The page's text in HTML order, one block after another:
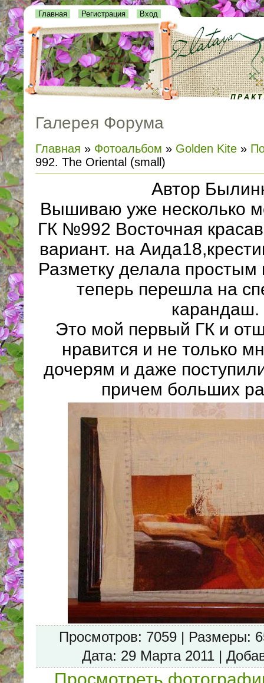
Главная Регистрация Вход
Галерея Форума
Главная » Фотоальбом » Golden Kite »
992. The Oriental (small)
Автор
Вышиваю уже несколько
ГК №992 Восточная
вариант. на
Разметку делала
теперь перешла на
карандаш.
Это мой первый ГК и
нравится и не только
дочерям и даже
причем больших
Просмотров: 7059 | Размеры:
Дата: 29 Марта 2011 |